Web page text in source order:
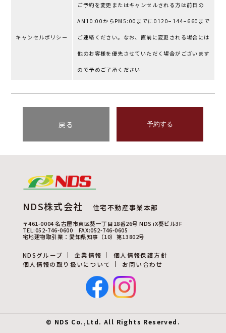
キャンセルポリシー
ご予約を変更またはキャンセルされる⽅は前⽇の
AM10:00からPM5:00までに0120−144−660まで
ご連絡ください。なお、直前に変更される場合には
他のお客様を優先させていただく場合がございます
ので予めご了承ください
戻る 予約する
NDS株式会社 住宅不動産事業本部
〒461-0004 名古屋市東区葵一丁目18番26号 NDS iX葵ビル3F
TEL:052-746-0600 FAX:052-746-0605
宅地建物取引業：愛知県知事（10）第13802号
NDSグループ 企業情報
個人情報保護方針
個人情報の取り扱いについて
お問い合わせ
© NDS Co.,Ltd. All Rights Reserved.